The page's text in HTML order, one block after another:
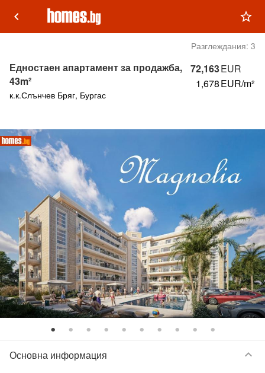
keyboard_arrow_left star_outline
Разглеждания: 3
72,163EUR
1,678EUR/m²
Едностаен апартамент за продажба,
43m²
к.к.Слънчев Бряг, Бургас
Основна информация keyboard_arrow_down